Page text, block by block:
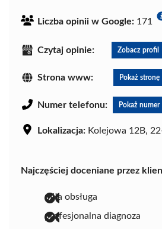
Liczba opinii w Google: 171
Czytaj opinie: Zobacz profil
Strona www: Pokaż stronę
Numer telefonu: Pokaż numer
Lokalizacja: Kolejowa 12B,
Najczęściej doceniane przez
miła obsługa
profesjonalna diagnoza